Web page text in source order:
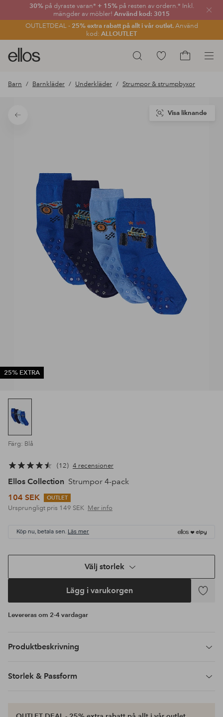
30% på dyraste varan* + 15% på resten av ordern.* Inkl.
mängder av möbler! Använd kod: 3015
OUTLETDEAL - 25% extra rabatt på allt i vår outlet.Använd
kod: ALLOUTLET
Sök
Ellos
logotyp
gå
förstasidan
Gå
favoritmarkerade
produkter
till
kundvagnen
Barn Barnkläder Underkläder Strumpor & strumpbyxor
Tillbaka
25% EXTRA
Visa liknande
Färg: Blå
12 4 recensioner
Ellos Collection Strumpor 4-pack
104 SEK
OUTLET
Ursprungligt pris 149 SEK Mer info
Köp nu, betala sen. Läs mer
Välj storlek
Lägg i varukorgen
Lägg
Levereras om 2-4 vardagar
Produktbeskrivning
Storlek & Passform